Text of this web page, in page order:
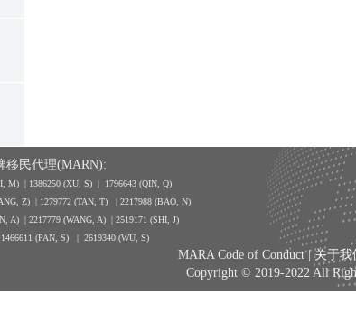
移民代理(MARN):
M) | 1386250 (XU, S) | 1796643 (QIN, Q)
Z) | 1279772 (TAN, T) | 2217988 (BAO, N)
A) | 2217779 (WANG, A) | 2519171 (SHI, J)
(PAN, S)
| 2619340 (WU, S)
MARA Code of Conduct | 关于我
Copyright © 2019-2022 All